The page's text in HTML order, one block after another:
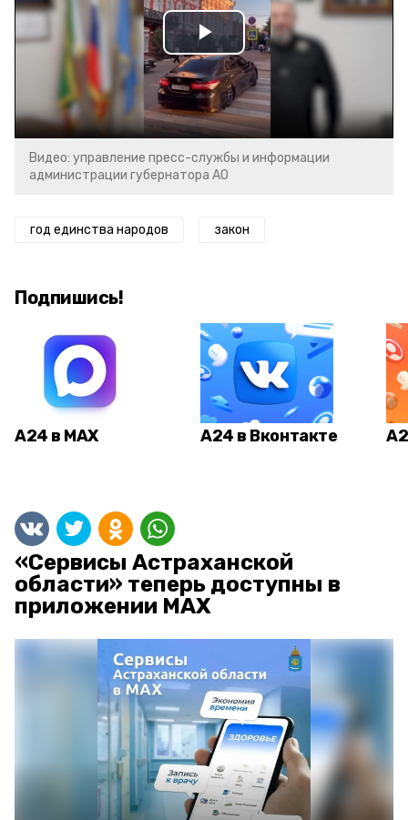
Play
Video
Видео: управление пресс-службы и информации
администрации губернатора АО
год единства народов закон
Подпишись!
А24 в MAX А24 в Вконтакте
«Сервисы Астраханской
области» теперь доступны в
приложении MAX